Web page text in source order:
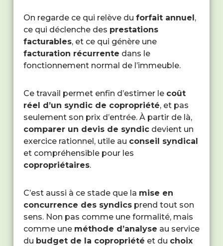
On regarde ce qui relève du forfait annuel,
ce qui déclenche des prestations
facturables, et ce qui génère une
facturation récurrente dans le
fonctionnement normal de l’immeuble.
Ce travail permet enfin d’estimer le coût
réel d’un syndic de copropriété, et pas
seulement son prix d’entrée. À partir de là,
comparer un devis de syndicdevient un
exercice rationnel, utile au conseil syndical
et compréhensible pour les
copropriétaires.
C’est aussi à ce stade que la mise en
concurrence des syndicsprend tout son
sens. Non pas comme une formalité, mais
comme une méthode d’analyse au service
du budget de la copropriété et du choix